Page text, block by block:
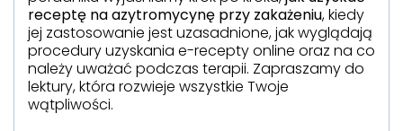
receptę na azytromycynę przy zakażeniu, kiedy
jej zastosowanie jest uzasadnione, jak wyglądają
procedury uzyskania e-recepty online oraz na co
należy uważać podczas terapii. Zapraszamy do
lektury, która rozwieje wszystkie Twoje
wątpliwości.